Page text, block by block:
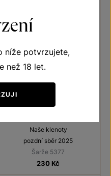
Naše klenoty
pozdní sběr 2025
Šarže 5377
230 Kč
níže potvrzujete,
než 18 let.